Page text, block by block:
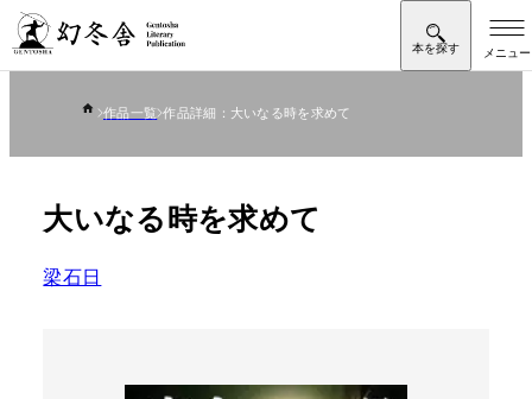
作品一覧 作品詳細：大いなる時を求めて
大いなる時を求めて
梁石日